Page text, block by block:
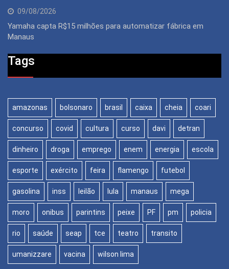
09/08/2026
Yamaha capta R$15 milhões para automatizar fábrica em
Manaus
Tags
amazonas bolsonaro brasil caixa cheia coari
concurso covid cultura curso davi detran
dinheiro droga emprego enem energia escola
esporte exército feira flamengo futebol
gasolina inss leilão lula manaus mega
moro onibus parintins peixe PF pm policia
rio saúde seap tce teatro transito
umanizzare vacina wilson lima